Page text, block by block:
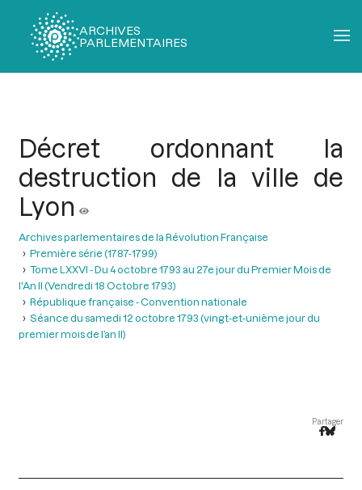
ARCHIVES
PARLEMENTAIRES
Décret ordonnant la
destruction de la ville de
Lyon
Archives parlementaires de la Révolution Française
Première série (1787-1799)
Tome LXXVI - Du 4 octobre 1793 au 27e jour du Premier Mois de
l'An II (Vendredi 18 Octobre 1793)
République française - Convention nationale
Séance du samedi 12 octobre 1793 (vingt-et-unième jour du
premier mois de l’an II)
Partager